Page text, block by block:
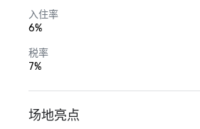
*Maxine Jemison，高级销售经理-多
在 thepalmbeaches.com/meetings
入住率
6%
税率
7%
场地亮点